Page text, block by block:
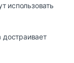
использовать